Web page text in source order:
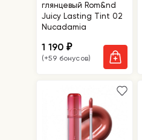
глянцевый Rom&nd
Juicy Lasting Tint 02
Nucadamia
1 190₽
(+59 бонусов)